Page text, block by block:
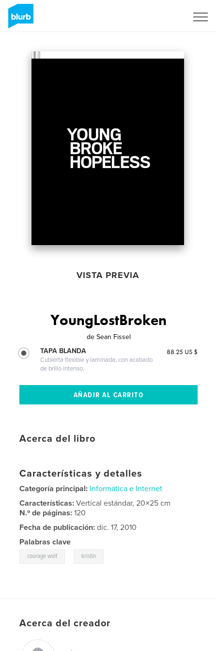
VISTA PREVIA
YoungLostBroken
de Sean Fissel
TAPA BLANDA
Cubierta flexible y laminada, con acabado
de brillo intenso.
88.25 US $
Acerca del libro
Características y detalles
Categoría principal: Informática e Internet
Características:Vertical estándar, 20×25 cm
N.º de páginas:120
Fecha de publicación: dic. 17, 2010
Palabras clave
courage wolf kristin
Acerca del creador